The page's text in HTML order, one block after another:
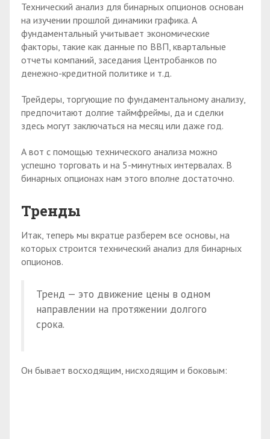
Технический анализ для бинарных опционов основан
на изучении прошлой динамики графика. А
фундаментальный учитывает экономические
факторы, такие как данные по ВВП, квартальные
отчеты компаний, заседания Центробанков по
денежно-кредитной политике и т.д.
Трейдеры, торгующие по фундаментальному анализу,
предпочитают долгие таймфреймы, да и сделки
здесь могут заключаться на месяц или даже год.
А вот с помощью технического анализа можно
успешно торговать и на 5-минутных интервалах. В
бинарных опционах нам этого вполне достаточно.
Тренды
Итак, теперь мы вкратце разберем все основы, на
которых строится технический анализ для бинарных
опционов.
Тренд — это движение цены в одном
направлении на протяжении долгого
срока.
Он бывает восходящим, нисходящим и боковым: